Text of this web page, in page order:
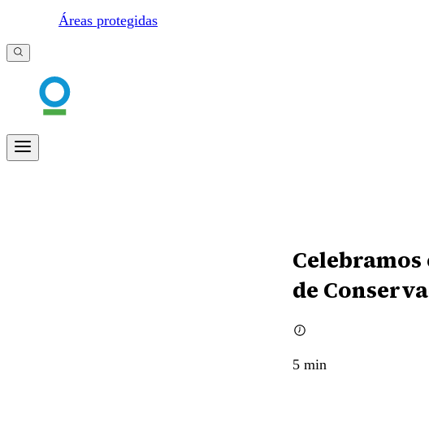
Áreas protegidas
de
5 min